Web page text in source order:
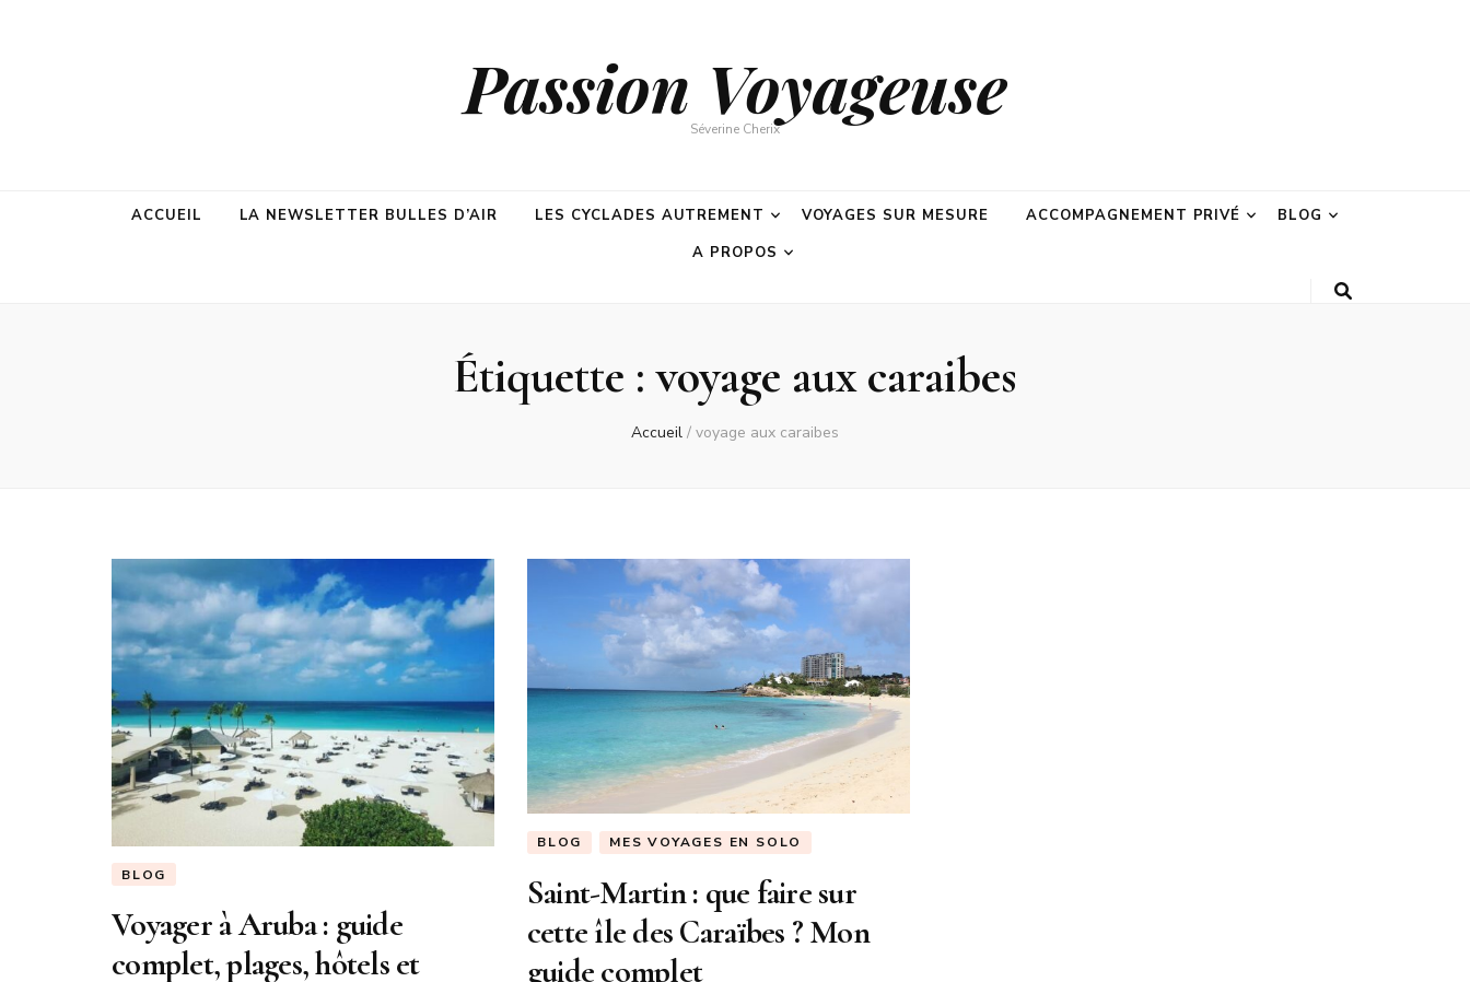
Passion Voyageuse
Séverine Cherix
ACCUEIL LA NEWSLETTER BULLES D’AIR LES CYCLADES AUTREMENT VOYAGES SUR MESURE ACCOMPAGNEMENT PRIVÉ
BLOG
A PROPOS
Étiquette :voyage aux caraibes
Accueil / voyage aux caraibes
BLOG
Voyager à Aruba : guide
complet, plages, hôtels et
BLOG MES VOYAGES EN SOLO
Saint-Martin : que faire sur
cette île des Caraïbes ? Mon
guide complet